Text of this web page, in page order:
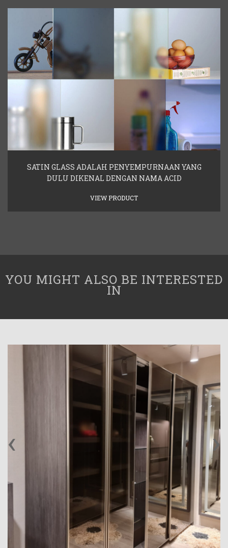
SATIN GLASS ADALAH PENYEMPURNAAN YANG
DULU DIKENAL DENGAN NAMA ACID
VIEW PRODUCT
YOU MIGHT ALSO BE INTERESTED
IN
‹ ›